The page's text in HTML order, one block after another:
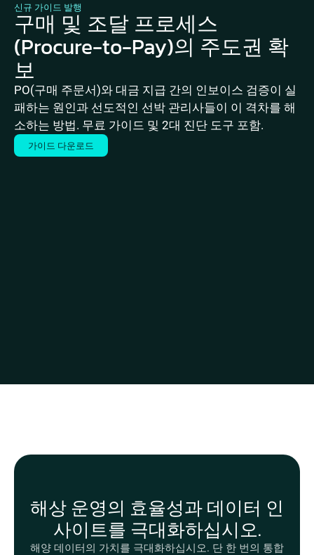
신규 가이드 발행
구매 및 조달 프로세스
(Procure-to-Pay)의 주도권 확
보
PO(구매 주문서)와 대금 지급 간의 인보이스 검증이 실
패하는 원인과 선도적인 선박 관리사들이 이 격차를 해
소하는 방법. 무료 가이드 및 2대 진단 도구 포함.
가이드 다운로드
해상 운영의 효율성과 데이터 인
사이트를 극대화하십시오.
해양 데이터의 가치를 극대화하십시오. 단 한 번의 통합